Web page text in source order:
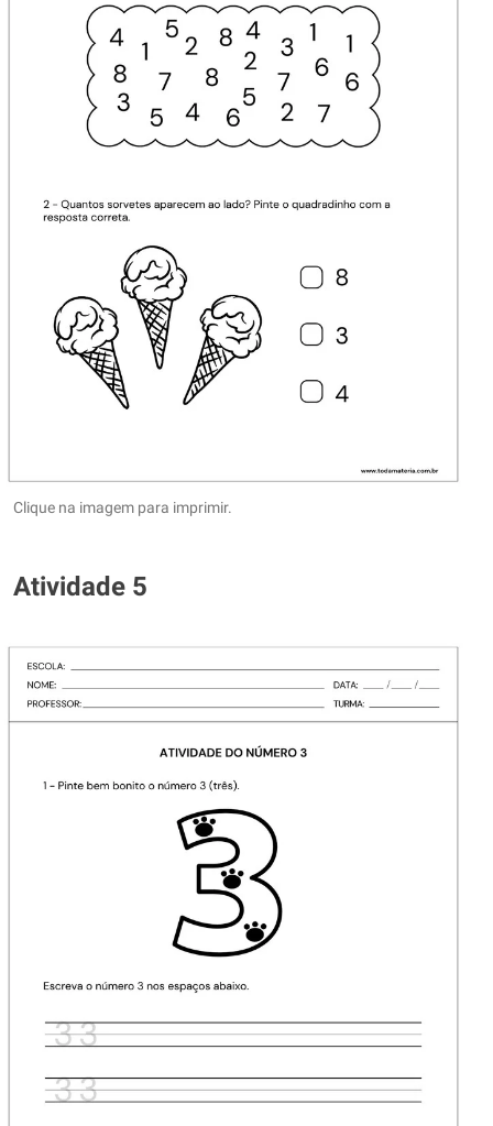
Clique na imagem para imprimir.
Atividade 5